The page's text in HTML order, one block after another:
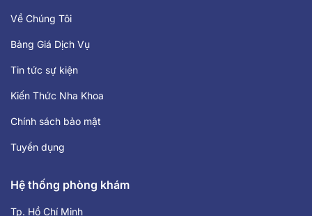
Về Chúng Tôi
Bảng Giá Dịch Vụ
Tin tức sự kiện
Kiến Thức Nha Khoa
Chính sách bảo mật
Tuyển dụng
Hệ thống phòng khám
Tp. Hồ Chí Minh